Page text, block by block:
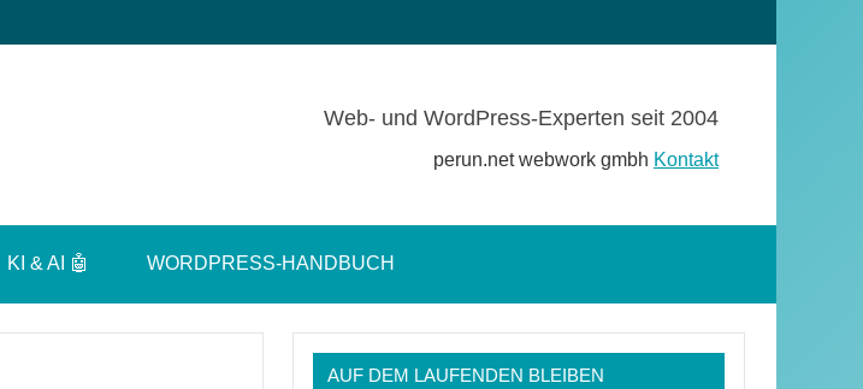
Web- und WordPress-Experten seit 2004
perun.net webwork gmbh Kontakt
öffnen
KI & AI 🤖 WORDPRESS-HANDBUCH
AUF DEM LAUFENDEN BLEIBEN